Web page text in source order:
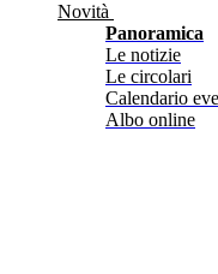
Novità
Panoramica
Le notizie
Le circolari
Calendario
Albo online